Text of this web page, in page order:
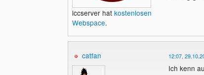
lccserver hat kostenlosen
Webspace.
catfan 12:07,
Ich kenn